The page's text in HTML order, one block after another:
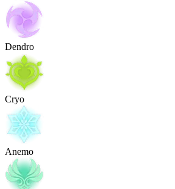
Dendro
Cryo
Anemo